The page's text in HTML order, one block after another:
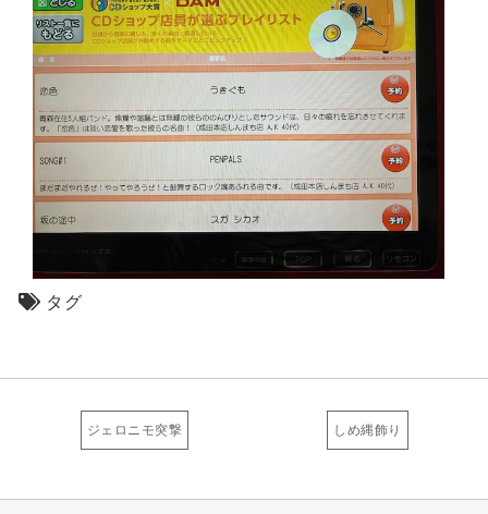
タグ
ジェロニモ突撃 しめ縄飾り